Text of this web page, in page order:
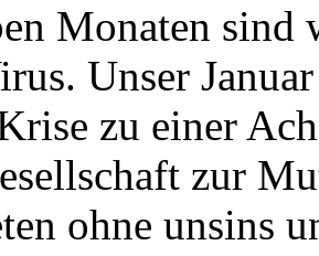
Monaten
Unser
zu einer
zur
ohne unsins